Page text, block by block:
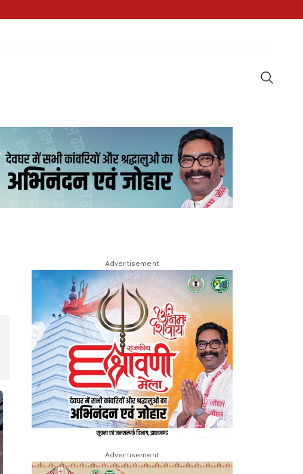
Advertisement
Advertisement